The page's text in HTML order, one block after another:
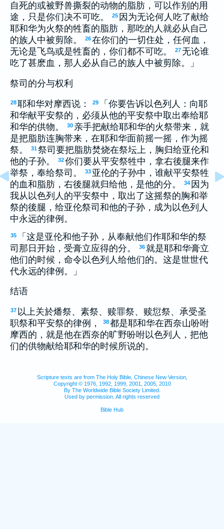
自死的或被野兽撕裂的动物的脂肪，可以作别的用
途，只是你们决不可吃。
25 因为无论何人吃了献给
耶和华为火祭的牲畜的脂肪，那吃的人就必从自己
的族人中被剪除。
26在你们的一切住处，任何血，
无论是飞鸟或是牲畜的，你们都不可吃。
27 无论谁
吃了甚麽血，那人必从自己的族人中被剪除。」
祭司的分与权利
28耶和华对摩西说： 29
「你要告诉以色列人：向耶
和华献平安祭的，必须从他的平安祭中取出奉给耶
和华的供物。
30 亲手把献给耶和华的火祭带来，就
是把脂肪连胸带来，在耶和华面前摇一摇，作为摇
祭。
31祭司要把脂肪焚烧在祭坛上，胸归给亚伦和
他的子孙。
32你们要从平安祭牲中，拿右後腿来作
举祭，奉给祭司。
33 亚伦的子孙中，谁献平安祭牲
的血和脂肪，右後腿就归给他，是他的分。
34 因为
我从以色列人的平安祭中，取出了这摇祭的胸和举
祭的後腿，给亚伦祭司和他的子孙，成为以色列人
中永远的律例。
35
「这是亚伦和他子孙，从奉献他们作耶和华的祭
司那日开始，受膏立应得的分。
36 就是耶和华膏立
他们的时候，命令以色列人给他们的。这是世世代
代永远的律例。」
结语
37 以上关於燔祭、素祭、赎罪祭、赎愆祭、承受圣
职祭和平安祭的律例，
38都是耶和华在西奈山吩咐
摩西的，就是他在西奈的旷野吩咐以色列人，把他
们的供物献给耶和华的时候所说的。
Scripture texts are from The Holy Bible, Chinese New Version,
Copyright © 1976, 1992, 1999, 2001, 2005, 2010
By The Worldwide Bible Society Limited.
Used by permission. All rights reserved
Bible Hub